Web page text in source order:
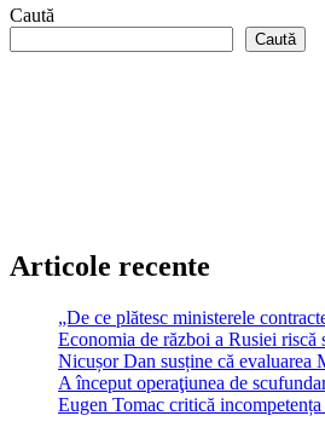
Caută
Caută
Articole recente
„De ce plătesc ministerele
Economia de război a Rusiei riscă
Nicușor Dan susține că evaluarea
A început operaţiunea de
Eugen Tomac critică